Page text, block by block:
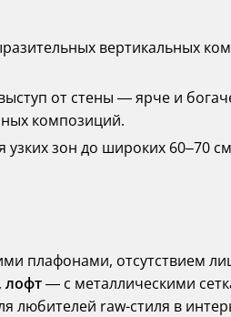
вертикальных
от стены — ярче и
композиций.
зон до широких 60–70
плафонами, отсутствием
лофт— с металлическими
любителей raw-стиля в